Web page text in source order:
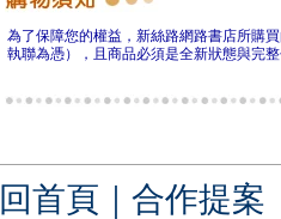
為了保障您的權益，新絲路網路書店所購
執聯為憑），且商品必須是全新狀態與完
回首頁 ｜ 合作提案